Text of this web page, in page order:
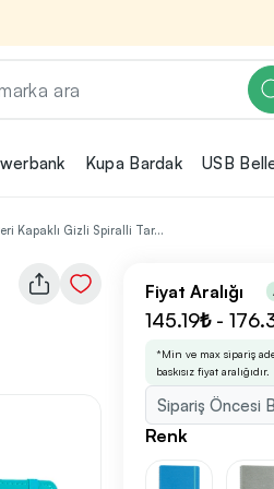
adet gibi detayları seçerek,
geçmeden önce tüm
uygun seçenekleri kolayca
3
Kupa Bardak USB
Kapaklı Gizli Spiralli Tar...
Fiyat Aralığı
145.19₺ -
*Min ve max sipariş
baskısız fiyat aralığıdır.
Sipariş Öncesi
Renk